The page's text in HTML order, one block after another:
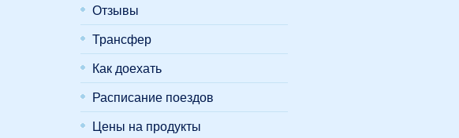
Отзывы
Трансфер
Как доехать
Расписание поездов
Цены на продукты